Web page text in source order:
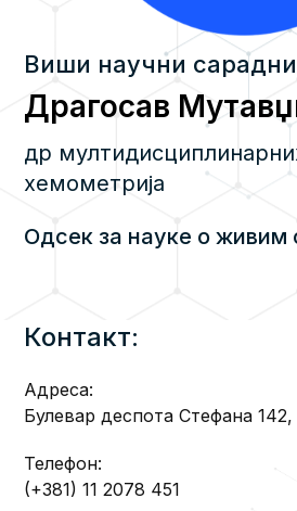
Виши научни
Драгосав
др
хемометрија
Одсек за науке о живим
Контакт:
Адреса:
Булевар деспота Стефана 142,
Телефон:
(+381) 11 2078 451